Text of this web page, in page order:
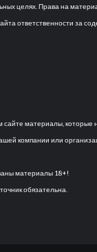
целях. Права на
ответственности за
материалы, которые
компании или
материалы 18+!
обязательна.